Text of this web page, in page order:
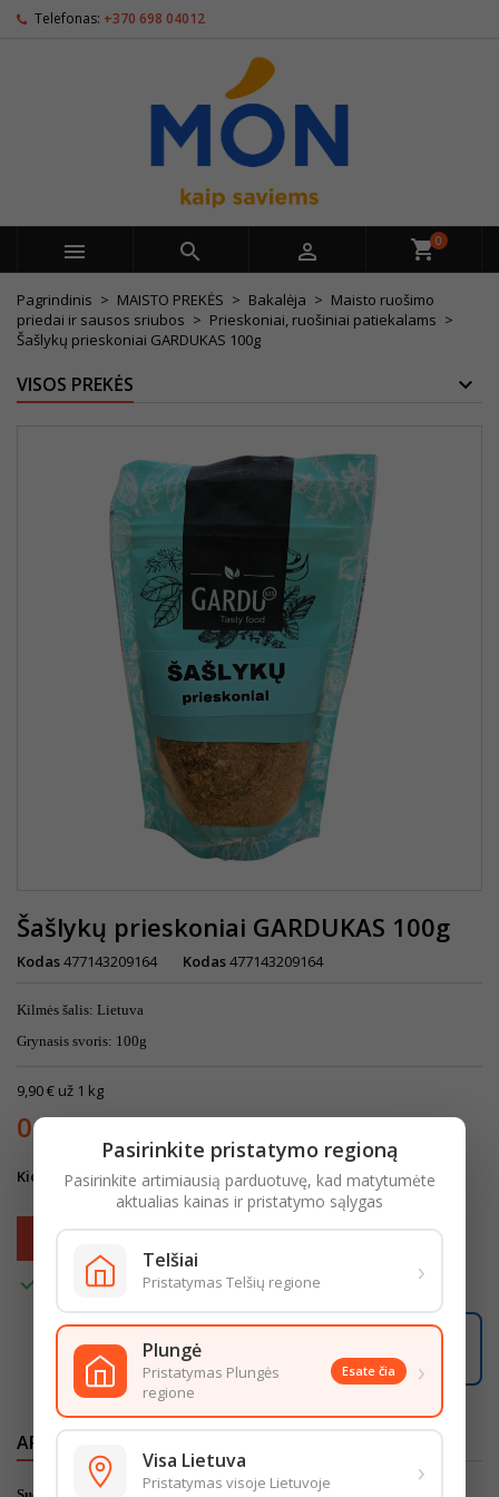
Telefonas: +370 698 04012
   0
Pagrindinis MAISTO PREKĖS Bakalėja
Maisto ruošimo
priedai ir sausos sriubos
Prieskoniai, ruošiniai patiekalams
Šašlykų prieskoniai GARDUKAS 100g
VISOS PREKĖS
Šašlykų prieskoniai GARDUKAS 100g
Kodas477143209164 Kodas477143209164
Kilmės šalis: Lietuva
Grynasis svoris: 100g
9,90 € už 1 kg
0,99 €
Kiekis
 Turime
02:27:17
LIKO ŠIANDIENAI
Užsisakę iki
APRAŠYMAS
Pasirinkite pristatymo regioną
Pasirinkite artimiausią parduotuvę, kad matytumėte
aktualias kainas ir pristatymo sąlygas
Telšiai
Pristatymas Telšių regione ›
Plungė
Pristatymas Plungės
regione
Esate čia ›
Visa Lietuva
Pristatymas visoje Lietuvoje ›